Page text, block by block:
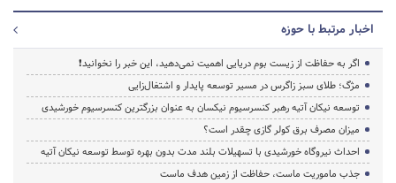
اخبار مرتبط با حوزه
اگر به حفاظت از زیست بوم دریایی اهمیت نمی‌دهید، این خبر را نخوانید❗
مژگ؛ طلای سبز زاگرس در مسیر توسعه پایدار و اشتغال‌زایی
توسعه نیکان آتیه رهبر کنسرسیوم نیکسان به عنوان بزرگترین کنسرسیوم خورشیدی
میزان مصرف برق کولر گازی چقدر است؟
احداث نیروگاه خورشیدی با تسهیلات بلند مدت بدون بهره توسط توسعه نیکان آتیه
جذب ماموریت ماست، حفاظت از زمین هدف ماست